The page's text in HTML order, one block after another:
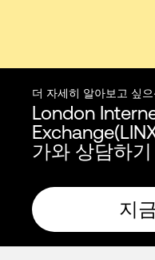
더 자세히 알아보고 싶
London
가와 상담하기
지